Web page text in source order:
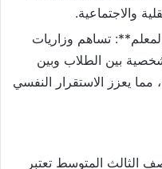
والاجتماعية.
تساهم وزاريات
بين الطلاب وبين
مما يعزز الاستقرار النفسي
الثالث المتوسط تعتبر